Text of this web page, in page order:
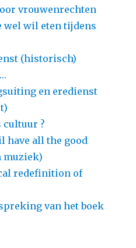
vrouwenrechten
wel wil eten tijdens
(historisch)
en eredienst
cultuur ?
have all the good
muziek)
redefinition of
van het boek